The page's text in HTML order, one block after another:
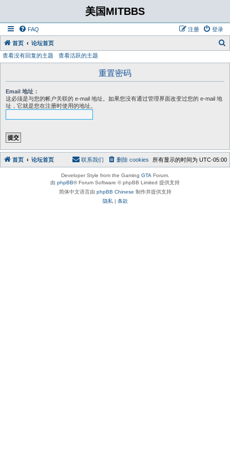
美国MITBBS
FAQ 登录
注册
首页 论坛首页
查看没有回复的主题 查看活跃的主题
重置密码
Email 地址：
这必须是与您的帐户关联的 e-mail 地址。如果您没有通过管理界面改变过您的 e-mail 地
址，它就是您在注册时使用的地址。
首页 论坛首页 所有显示的时间为 UTC-05:00
删除 cookies
联系我们
Developer Style from the Gaming GTA Forum.
由 phpBB® Forum Software © phpBB Limited 提供支持
简体中文语言由 phpBB Chinese 制作并提供支持
隐私 | 条款